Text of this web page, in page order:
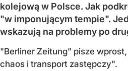
kolejową w Polsce. Jak
"w imponującym tempie".
wskazują na problemy po
"Berliner Zeitung” pisze
chaos i transport zastępczy".